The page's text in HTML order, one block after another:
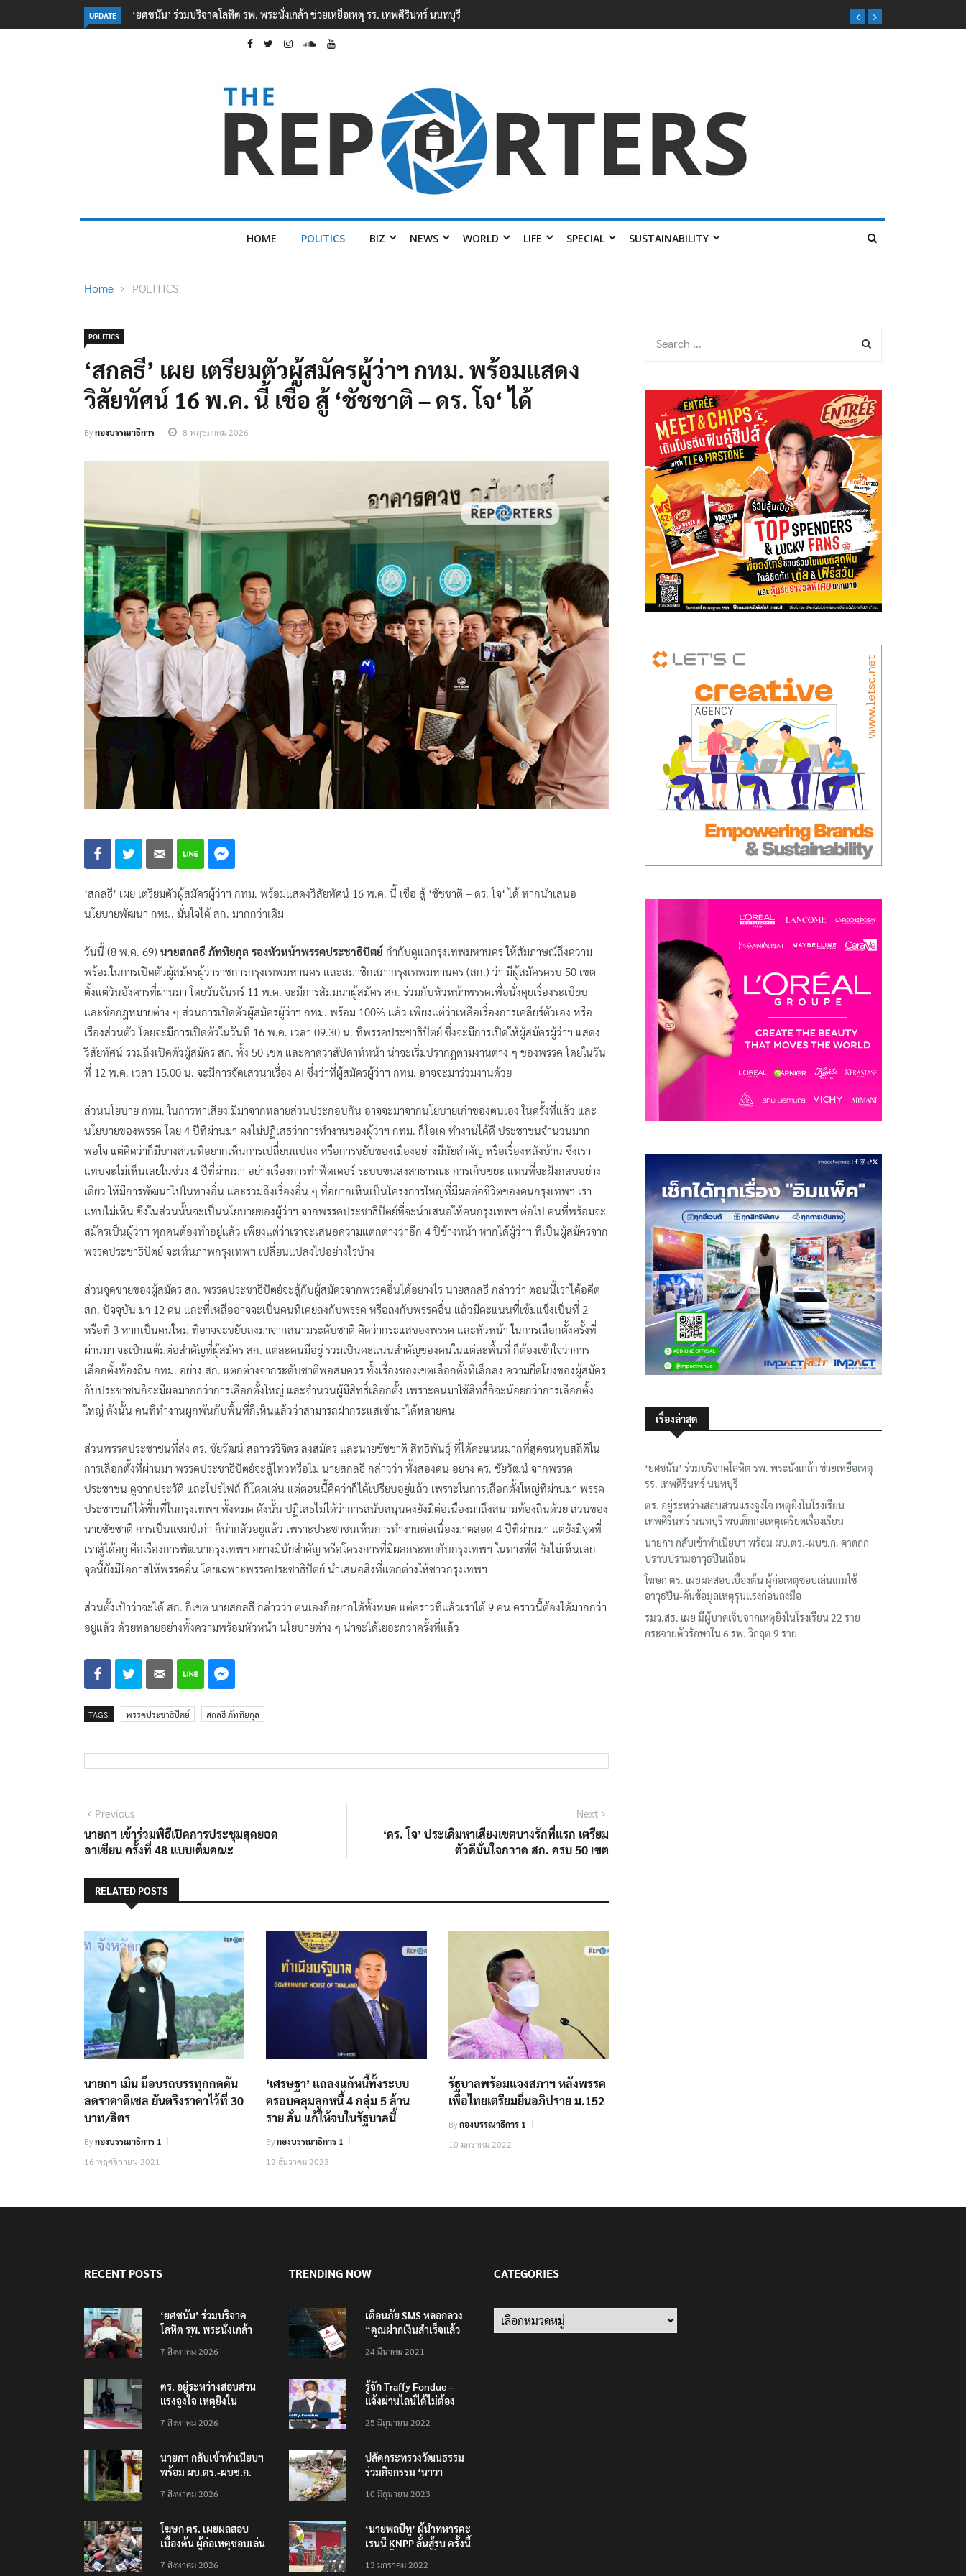
UPDATE ตร. อยู่ระหว่างสอบสวนแรงจูงใจ เหตุยิงในโรงเรียนเทพศิรินทร์ นนทบุรี พบเด็กก่อเหตุเครียดเรื่องเรียน
HOME POLITICS BIZ NEWS WORLD LIFE SPECIAL SUSTAINABILITY
Home POLITICS
POLITICS
‘สกลธี’ เผย เตรียมตัวผู้สมัครผู้ว่าฯ กทม. พร้อมแสดง
วิสัยทัศน์ 16 พ.ค. นี้ เชื่อ สู้ ‘ชัชชาติ – ดร. โจ‘ ได้
Byกองบรรณาธิการ 8 พฤษภาคม 2026
‘สกลธี’ เผย เตรียมตัวผู้สมัครผู้ว่าฯ กทม. พร้อมแสดงวิสัยทัศน์ 16 พ.ค. นี้ เชื่อ สู้ ‘ชัชชาติ – ดร. โจ‘ ได้ หากนำเสนอ
นโยบายพัฒนา กทม. มั่นใจได้ สก. มากกว่าเดิม
วันนี้ (8 พ.ค. 69) นายสกลธี ภัททิยกุล รองหัวหน้าพรรคประชาธิปัตย์ กำกับดูแลกรุงเทพมหานคร ให้สัมภาษณ์ถึงความ
พร้อมในการเปิดตัวผู้สมัครผู้ว่าราชการกรุงเทพมหานคร และสมาชิกสภากรุงเทพมหานคร (สก.) ว่า มีผู้สมัครครบ 50 เขต
ตั้งแต่วันอังคารที่ผ่านมา โดยวันจันทร์ 11 พ.ค. จะมีการสัมมนาผู้สมัคร สก. ร่วมกับหัวหน้าพรรคเพื่อนั่งคุยเรื่องระเบียบ
และข้อกฎหมายต่าง ๆ ส่วนการเปิดตัวผู้สมัครผู้ว่าฯ กทม. พร้อม 100% แล้ว เพียงแต่ว่าเหลือเรื่องการเคลียร์ตัวเอง หรือ
เรื่องส่วนตัว โดยจะมีการเปิดตัวในวันที่ 16 พ.ค. เวลา 09.30 น. ที่พรรคประชาธิปัตย์ ซึ่งจะมีการเปิดให้ผู้สมัครผู้ว่าฯ แสดง
วิสัยทัศน์ รวมถึงเปิดตัวผู้สมัคร สก. ทั้ง 50 เขต และคาดว่าสัปดาห์หน้า น่าจะเริ่มปรากฏตามงานต่าง ๆ ของพรรค โดยในวัน
ที่ 12 พ.ค. เวลา 15.00 น. จะมีการจัดเสวนาเรื่อง AI ซึ่งว่าที่ผู้สมัครผู้ว่าฯ กทม. อาจจะมาร่วมงานด้วย
ส่วนนโยบาย กทม. ในการหาเสียง มีมาจากหลายส่วนประกอบกัน อาจจะมาจากนโยบายเก่าของตนเอง ในครั้งที่แล้ว และ
นโยบายของพรรค โดย 4 ปีที่ผ่านมา คงไม่ปฏิเสธว่าการทำงานของผู้ว่าฯ กทม. ก็โอเค ทำงานได้ดี ประชาชนจำนวนมาก
พอใจ แต่คิดว่าก็มีบางส่วนที่อยากเห็นการเปลี่ยนแปลง หรือการขยับของเมืองอย่างมีนัยสำคัญ หรือเรื่องหลังบ้าน ซึ่งเรา
แทบจะไม่เห็นเลยในช่วง 4 ปีที่ผ่านมา อย่างเรื่องการทำฟีดเดอร์ ระบบขนส่งสาธารณะ การเก็บขยะ แทนที่จะฝังกลบอย่าง
เดียว ให้มีการพัฒนาไปในทางอื่น และรวมถึงเรื่องอื่น ๆ ที่อยากเห็นเป็นโครงการใหญ่ที่มีผลต่อชีวิตของคนกรุงเทพฯ เรา
แทบไม่เห็น ซึ่งในส่วนนั้นจะเป็นนโยบายของผู้ว่าฯ จากพรรคประชาธิปัตย์ที่จะนำเสนอให้คนกรุงเทพฯ ต่อไป คนที่พร้อมจะ
สมัครเป็นผู้ว่าฯ ทุกคนต้องทำอยู่แล้ว เพียงแต่ว่าเราจะเสนอความแตกต่างว่าอีก 4 ปีข้างหน้า หากได้ผู้ว่าฯ ที่เป็นผู้สมัครจาก
พรรคประชาธิปัตย์ จะเห็นภาพกรุงเทพฯ เปลี่ยนแปลงไปอย่างไรบ้าง
ส่วนจุดขายของผู้สมัคร สก. พรรคประชาธิปัตย์จะสู้กับผู้สมัครจากพรรคอื่นได้อย่างไร นายสกลธี กล่าวว่า ตอนนี้เราได้อดีต
สก. ปัจจุบัน มา 12 คน และที่เหลืออาจจะเป็นคนที่เคยลงกับพรรค หรือลงกับพรรคอื่น แล้วมีคะแนนที่เข้มแข็งเป็นที่ 2
หรือที่ 3 หากเป็นคนใหม่ ที่อาจจะขยับลงมาจากสนามระดับชาติ คิดว่ากระแสของพรรค และหัวหน้า ในการเลือกตั้งครั้งที่
ผ่านมา จะเป็นแต้มต่อสำคัญที่ผู้สมัคร สก. แต่ละคนมีอยู่ รวมเป็นคะแนนสำคัญของคนในแต่ละพื้นที่ ก็ต้องเข้าใจว่าการ
เลือกตั้งท้องถิ่น กทม. อย่าง สก. แตกต่างจากระดับชาติพอสมควร ทั้งเรื่องของเขตเลือกตั้งที่เล็กลง ความยึดโยงของผู้สมัคร
กับประชาชนก็จะมีผลมากกว่าการเลือกตั้งใหญ่ และจำนวนผู้มีสิทธิ์เลือกตั้ง เพราะคนมาใช้สิทธิ์ก็จะน้อยกว่าการเลือกตั้ง
ใหญ่ ดังนั้น คนที่ทำงานผูกพันกับพื้นที่ก็เห็นแล้วว่าสามารถฝ่ากระแสเข้ามาได้หลายคน
ส่วนพรรคประชาชนที่ส่ง ดร. ชัยวัฒน์ สถาวรวิจิตร ลงสมัคร และนายชัชชาติ สิทธิพันธุ์ ที่ได้คะแนนมากที่สุดจนทุบสถิติใน
การเลือกตั้งที่ผ่านมา พรรคประชาธิปัตย์จะสู้ไหวหรือไม่ นายสกลธี กล่าวว่า ทั้งสองคน อย่าง ดร. ชัยวัฒน์ จากพรรค
ประชาชน ดูจากประวัติ และโปรไฟล์ ก็โดดเด่น แต่ตอนนี้คิดว่าก็ได้เปรียบอยู่แล้ว เพราะในการเลือกตั้งใหญ่ที่ผ่านมา พรรค
ประชาชนก็ได้พื้นที่ในกรุงเทพฯ ทั้งหมด ดังนั้น ปฏิเสธไม่ได้ว่าการสนับสนุนคงยังมีต่อเนื่องมาถึงสนามท้องถิ่นด้วย ส่วนของ
นายชัชชาติ การเป็นแชมป์เก่า ก็น่ากลัวอยู่แล้ว เพราะประชาชนเห็นการทำงานต่อเนื่องมาตลอด 4 ปีที่ผ่านมา แต่ยังมีจุดที่
เราสู้ได้อยู่ คือเรื่องการพัฒนากรุงเทพฯ อย่างมีนัยสำคัญ หรือโครงการที่มีผลกระทบกับกรุงเทพฯ ในทางที่ดี ยังไม่เห็นเลย
จุดนี้ยังมีโอกาสให้พรรคอื่น โดยเฉพาะพรรคประชาธิปัตย์ นำเสนอสิ่งที่แตกต่างให้ชาวกรุงเทพฯ
ส่วนตั้งเป้าว่าจะได้ สก. กี่เขต นายสกลธี กล่าวว่า ตนเองก็อยากได้ทั้งหมด แต่คราวที่แล้วเราได้ 9 คน คราวนี้ต้องได้มากกว่า
อยู่แล้ว ด้วยหลายอย่างทั้งความพร้อมหัวหน้า นโยบายต่าง ๆ น่าจะได้เยอะกว่าครั้งที่แล้ว
TAGS: พรรคประชาธิปัตย์ สกลธี ภัททิยกุล
แนะแนว
เรื่อง
PreviousPrevious
post:
นายกฯ เข้าร่วมพิธีเปิดการประชุมสุดยอด
อาเซียน ครั้งที่ 48 แบบเต็มคณะ
Next
‘ดร. โจ’ ประเดิมหาเสียงเขตบางรักที่แรก เตรียม
ตัวดีมั่นใจกวาด สก. ครบ 50 เขต
RELATED POSTS
นายกฯ เมิน ม็อบรถบรรทุกกดดัน
ลดราคาดีเซล ยันตรึงราคาไว้ที่ 30
บาท/ลิตร
Byกองบรรณาธิการ 1
16 พฤศจิกายน 2021
‘เศรษฐา’ แถลงแก้หนี้ทั้งระบบ
ครอบคลุมลูกหนี้ 4 กลุ่ม 5 ล้าน
ราย ลั่น แก้ให้จบในรัฐบาลนี้
Byกองบรรณาธิการ 1
12 ธันวาคม 2023
รัฐบาลพร้อมแจงสภาฯ หลังพรรค
เพื่อไทยเตรียมยื่นอภิปราย ม.152
Byกองบรรณาธิการ 1
10 มกราคม 2022
เรื่องล่าสุด
‘ยศชนัน’ ร่วมบริจาคโลหิต รพ. พระนั่งเกล้า ช่วยเหยื่อเหตุ
รร. เทพศิรินทร์ นนทบุรี
ตร. อยู่ระหว่างสอบสวนแรงจูงใจ เหตุยิงในโรงเรียน
เทพศิรินทร์ นนทบุรี พบเด็กก่อเหตุเครียดเรื่องเรียน
นายกฯ กลับเข้าทำเนียบฯ พร้อม ผบ.ตร.-ผบช.ก. คาดถก
ปราบปรามอาวุธปืนเถื่อน
โฆษก ตร. เผยผลสอบเบื้องต้น ผู้ก่อเหตุชอบเล่นเกมใช้
อาวุธปืน-ค้นข้อมูลเหตุรุนแรงก่อนลงมือ
รมว.สธ. เผย มีผู้บาดเจ็บจากเหตุยิงในโรงเรียน 22 ราย
กระจายตัวรักษาใน 6 รพ. วิกฤต 9 ราย
RECENT POSTS
‘ยศชนัน’ ร่วมบริจาค
โลหิต รพ. พระนั่งเกล้า
เทพศิรินทร์ นนทบุรี
7 สิงหาคม 2026
ตร. อยู่ระหว่างสอบสวน
แรงจูงใจ เหตุยิงใน
นนทบุรี พบเด็กก่อเหตุ
7 สิงหาคม 2026
นายกฯ กลับเข้าทำเนียบฯ
พร้อม ผบ.ตร.-ผบช.ก.
ปืนเถื่อน
7 สิงหาคม 2026
โฆษก ตร. เผยผลสอบ
เบื้องต้น ผู้ก่อเหตุชอบเล่น
เหตุรุนแรงก่อนลงมือ
7 สิงหาคม 2026
TRENDING NOW
เตือนภัย SMS หลอกลวง
“คุณฝากเงินสำเร็จแล้ว
200,000 บาท”
24 มีนาคม 2021
รู้จัก Traffy Fondue –
แจ้งผ่านไลน์ได้ไม่ต้อง
ทั่วไทย ไม่ใช่แค่ในกรุง
25 มิถุนายน 2022
ปลัดกระทรวงวัฒนธรรม
ร่วมกิจกรรม ‘นาวา
ตักบาตรทางน้ำ
10 มิถุนายน 2023
‘นายพลบีทู’ ผู้นำทหารคะ
เรนนี KNPP ลั่นสู้รบ ครั้งนี้
ประชาชนต้องชนะ
13 มกราคม 2022
CATEGORIES
Categories